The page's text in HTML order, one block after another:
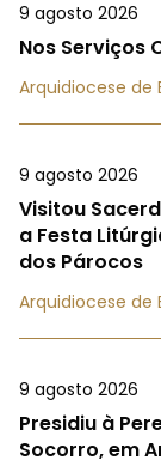
9 agosto 2026
Nos Serviços
Arquidiocese de
9 agosto 2026
Visitou
a Festa
dos Párocos
Arquidiocese de
9 agosto 2026
Presidiu à
Socorro, em